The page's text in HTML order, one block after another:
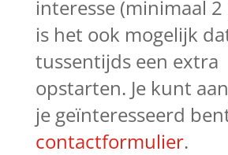
interesse (minimaal
is het ook mogelijk
tussentijds een extra
opstarten. Je kunt
je geïnteresseerd
contactformulier.